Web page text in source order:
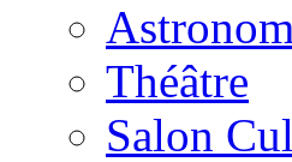
Théâtre
Salon